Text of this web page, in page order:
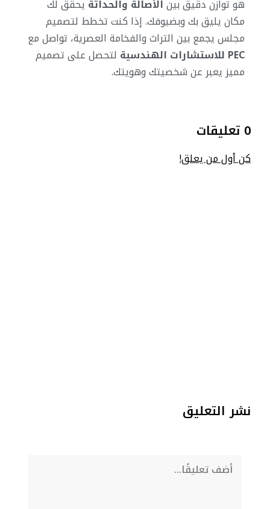
هو توازن دقيق بينالأصالة والحداثة يحقق لك
مكان يليق بك وبضيوفك. إذا كنت تخطط لتصميم
مجلس يجمع بين التراث والفخامة العصرية، تواصل مع
PEC للاستشارات الهندسية
لتحصل على تصميم
مميز يعبر عن شخصيتك وهويتك.
0 تعليقات
كن أول من يعلق!
نشر التعليق